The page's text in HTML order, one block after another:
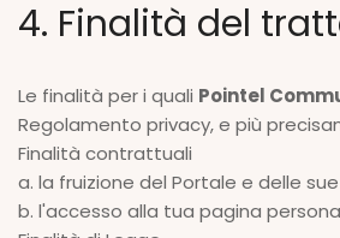
4. Finalità del
Le finalità per i quali Pointel
Regolamento privacy, e più
Finalità contrattuali
a. la fruizione del Portale e delle
b. l'accesso alla tua pagina